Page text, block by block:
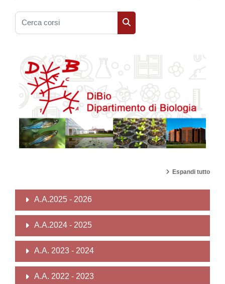
Cerca corsi
Cerca corsi
Espandi tutto
A.A.2025 - 2026
A.A.2024 - 2025
A.A. 2023 - 2024
A.A. 2022 - 2023